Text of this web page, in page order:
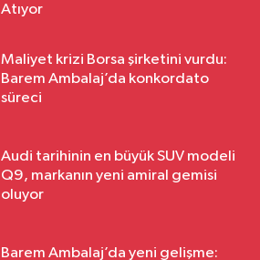
Atıyor
Maliyet krizi Borsa şirketini vurdu:
Barem Ambalaj’da konkordato
süreci
Audi tarihinin en büyük SUV modeli
Q9, markanın yeni amiral gemisi
oluyor
Barem Ambalaj’da yeni gelişme: